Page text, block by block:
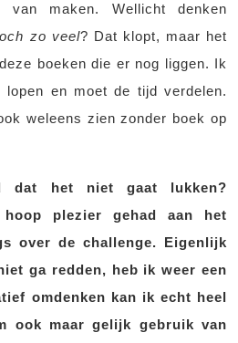
maken. Wellicht denken
zo veel? Dat klopt, maar het
boeken die er nog liggen. Ik
lopen en moet de tijd verdelen.
weleens zien zonder boek op
dat het niet gaat lukken?
plezier gehad aan het
over de challenge. Eigenlijk
ga redden, heb ik weer een
omdenken kan ik echt heel
ook maar gelijk gebruik van